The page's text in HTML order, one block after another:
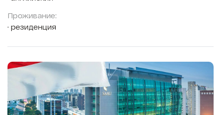
Проживание:
резиденция